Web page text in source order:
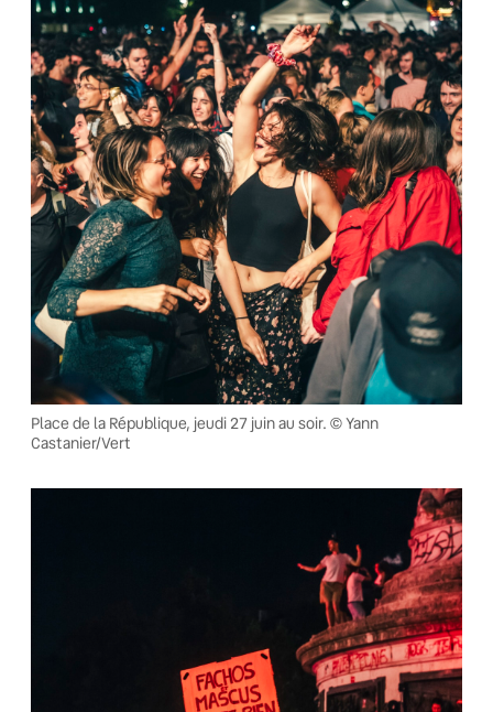
Place de la République, jeudi 27 juin au soir. © Yann
Castanier/Vert